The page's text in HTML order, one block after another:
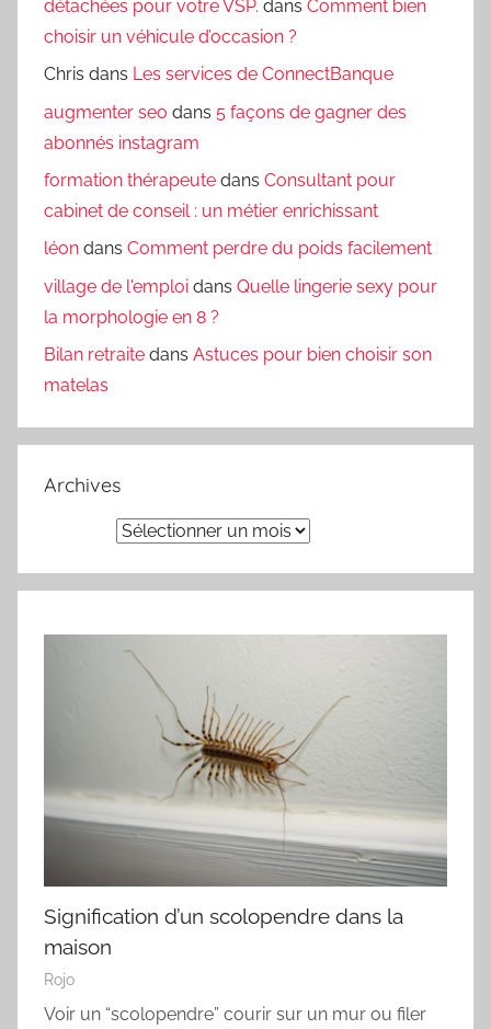
détachées pour votre VSP. dans Comment bien
choisir un véhicule d’occasion ?
Chris dans Les services de ConnectBanque
augmenter seo dans 5 façons de gagner des
abonnés instagram
formation thérapeute dans Consultant pour
cabinet de conseil : un métier enrichissant
léon dans Comment perdre du poids facilement
village de l'emploi dans Quelle lingerie sexy pour
la morphologie en 8 ?
Bilan retraite dans Astuces pour bien choisir son
matelas
Archives
Signification d’un scolopendre dans la
maison
Rojo
Voir un “scolopendre” courir sur un mur ou filer